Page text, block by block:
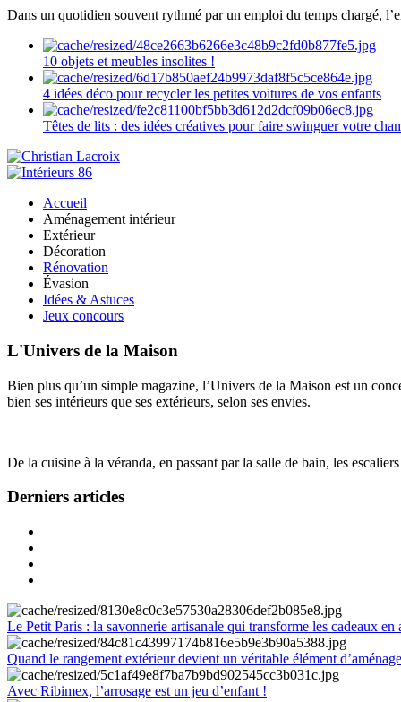
Dans un quotidien souvent rythmé par un emploi du temps chargé,
10 objets et meubles insolites !
4 idées déco pour recycler les petites voitures de vos enfants
Têtes de lits : des idées créatives pour faire swinguer votre
Accueil
Aménagement intérieur
Extérieur
Décoration
Rénovation
Évasion
Idées & Astuces
Jeux concours
L'Univers de la Maison
Bien plus qu’un simple magazine, l’Univers de la Maison est un
bien ses intérieurs que ses extérieurs, selon ses envies.
De la cuisine à la véranda, en passant par la salle de bain, les
Derniers articles
Le Petit Paris : la savonnerie artisanale qui transforme les cadeaux en
Quand le rangement extérieur devient un véritable élément
Avec Ribimex, l’arrosage est un jeu d’enfant !